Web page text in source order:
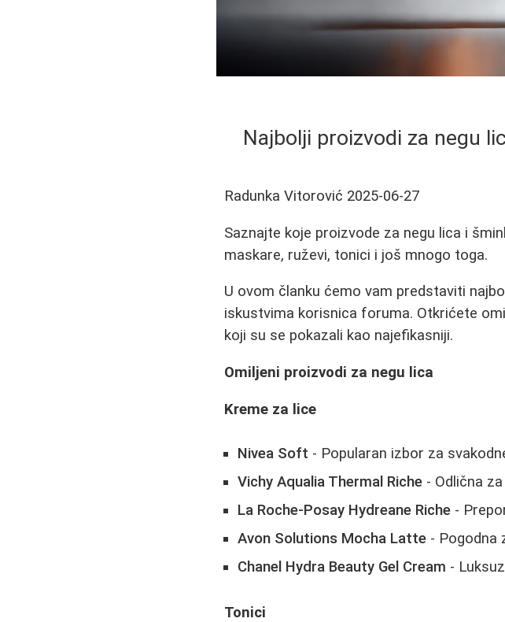
Najbolji proizvodi za negu
Radunka Vitorović 2025-06-27
Saznajte koje proizvode za negu lica i
maskare, ruževi, tonici i još mnogo toga.
U ovom članku ćemo vam predstaviti
iskustvima korisnica foruma. Otkrićete
koji su se pokazali kao najefikasniji.
Omiljeni proizvodi za negu lica
Kreme za lice
Nivea Soft - Popularan izbor za
Vichy Aqualia Thermal Riche - Odlična
La Roche-Posay Hydreane Riche -
Avon Solutions Mocha Latte - Pogodna
Chanel Hydra Beauty Gel Cream -
Tonici